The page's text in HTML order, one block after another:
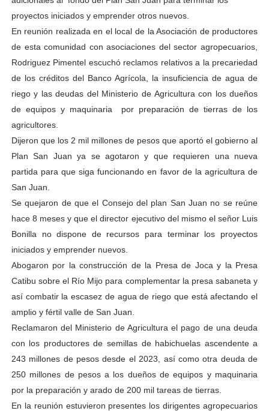
proyectos iniciados y emprender otros nuevos.
En reunión realizada en el local de la Asociación de productores
de esta comunidad con asociaciones del sector agropecuarios,
Rodriguez Pimentel escuchó reclamos relativos a la precariedad
de los créditos del Banco Agrícola, la insuficiencia de agua de
riego y las deudas del Ministerio de Agricultura con los dueños
de equipos y maquinaria por preparación de tierras de los
agricultores.
Dijeron que los 2 mil millones de pesos que aportó el gobierno al
Plan San Juan ya se agotaron y que requieren una nueva
partida para que siga funcionando en favor de la agricultura de
San Juan.
Se quejaron de que el Consejo del plan San Juan no se reúne
hace 8 meses y que el director ejecutivo del mismo el señor Luis
Bonilla no dispone de recursos para terminar los proyectos
iniciados y emprender nuevos.
Abogaron por la construcción de la Presa de Joca y la Presa
Catibu sobre el Río Mijo para complementar la presa sabaneta y
así combatir la escasez de agua de riego que está afectando el
amplio y fértil valle de San Juan.
Reclamaron del Ministerio de Agricultura el pago de una deuda
con los productores de semillas de habichuelas ascendente a
243 millones de pesos desde el 2023, así como otra deuda de
250 millones de pesos a los dueños de equipos y maquinaria
por la preparación y arado de 200 mil tareas de tierras.
En la reunión estuvieron presentes los dirigentes agropecuarios